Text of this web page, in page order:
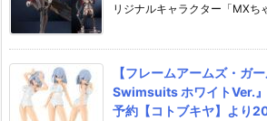
リジナルキャラクター「MXち
【フレームアームズ・ガ
Swimsuits ホワイトVer.
予約【コトブキヤ】より